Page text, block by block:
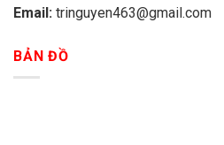
Email: tringuyen463@gmail.com
BẢN ĐỒ